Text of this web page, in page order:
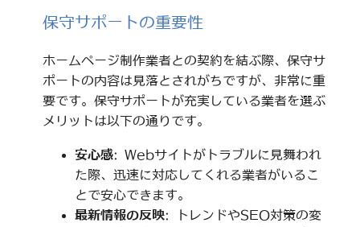
保守サポートの重要性
ホームページ制作業者との契約を結ぶ際、保守サ
ポートの内容は見落とされがちですが、非常に重
要です。保守サポートが充実している業者を選ぶ
メリットは以下の通りです。
安心感: Webサイトがトラブルに見舞われ
た際、迅速に対応してくれる業者がいるこ
とで安心できます。
最新情報の反映: トレンドやSEO対策の変